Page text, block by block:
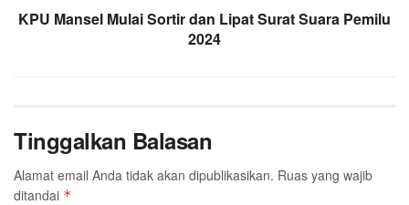
KPU Mansel Mulai Sortir dan Lipat Surat Suara Pemilu
2024
Tinggalkan Balasan
Alamat email Anda tidak akan dipublikasikan. Ruas yang wajib
ditandai *